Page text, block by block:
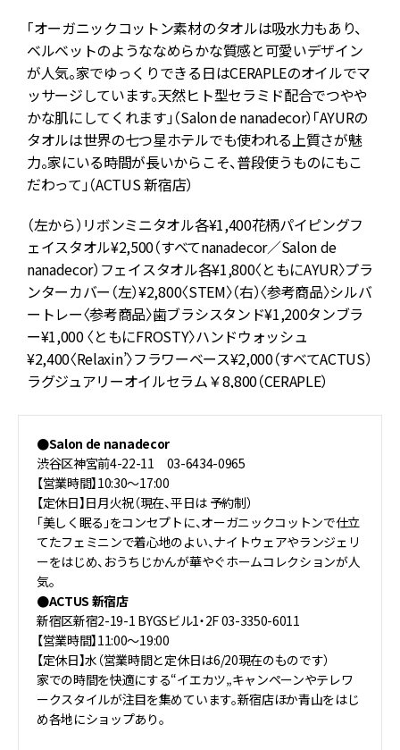
「オーガニックコットン素材のタオルは吸水力もあり、
ベルベットのようななめらかな質感と可愛いデザイン
が人気。家でゆっくりできる日はCERAPLEのオイルでマ
ッサージしています。天然ヒト型セラミド配合でつやや
かな肌にしてくれます」（Salon de nanadecor）「AYURの
タオルは世界の七つ星ホテルでも使われる上質さが魅
力。家にいる時間が長いからこそ、普段使うものにもこ
だわって」（ACTUS 新宿店）
（左から）リボンミニタオル各¥1,400花柄パイピングフ
ェイスタオル¥2,500（すべてnanadecor／Salon de
nanadecor）フェイスタオル各¥1,800〈ともにAYUR〉プラ
ンターカバー（左）¥2,800〈STEM〉（右）〈参考商品〉シルバ
ートレー〈参考商品〉歯ブラシスタンド¥1,200タンブラ
ー¥1,000 〈ともにFROSTY〉ハンドウォッシュ
¥2,400〈Relaxin’〉フラワーベース¥2,000（すべてACTUS）
ラグジュアリーオイルセラム￥8,800（CERAPLE）
●Salon de nanadecor
渋谷区神宮前4-22-11 03-6434-0965
【営業時間】10:30～17:00
【定休日】日月火祝（現在、平日は 予約制）
「美しく眠る」をコンセプトに、オーガニックコットンで仕立
てたフェミニンで着心地のよい、ナイトウェアやランジェリ
ーをはじめ、おうちじかんが華やぐホームコレクションが人
気。
●ACTUS 新宿店
新宿区新宿2-19-1 BYGSビル1・2F 03-3350-6011
【営業時間】11:00～19:00
【定休日】水（営業時間と定休日は6/20現在のものです）
家での時間を快適にする“イエカツ„キャンペーンやテレワ
ークスタイルが注目を集めています。新宿店ほか青山をはじ
め各地にショップあり。